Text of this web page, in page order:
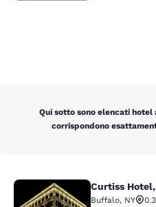
Qui sotto sono elencati hotel
corrispondono
Curtiss Hotel,
Curtiss
Buffalo, NY